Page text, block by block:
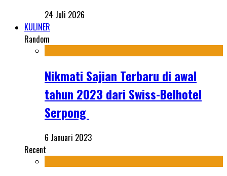
24 Juli 2026
KULINER
Random
Nikmati Sajian Terbaru di awal
tahun 2023 dari Swiss-Belhotel
Serpong
6 Januari 2023
Recent